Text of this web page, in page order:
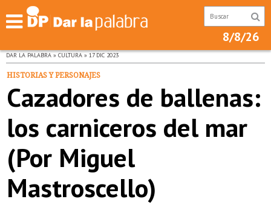
8/8/26
DAR LA PALABRA » CULTURA » 17 DIC 2023
HISTORIAS Y PERSONAJES
Cazadores de ballenas:
los carniceros del mar
(Por Miguel
Mastroscello)